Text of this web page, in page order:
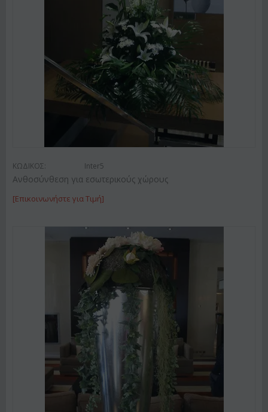
ΚΩΔΙΚΟΣ: Inter5
Ανθοσύνθεση για εσωτερικούς χώρους
[Επικοινωνήστε για Τιμή]